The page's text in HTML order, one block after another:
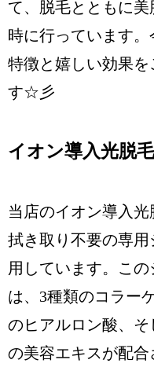
て、脱毛とともに美
時に行っています。
特徴と嬉しい効果を
す☆彡
イオン導入光脱
当店のイオン導入光
拭き取り不要の専用
用しています。この
は、3種類のコラー
のヒアルロン酸、そ
の美容エキスが配合